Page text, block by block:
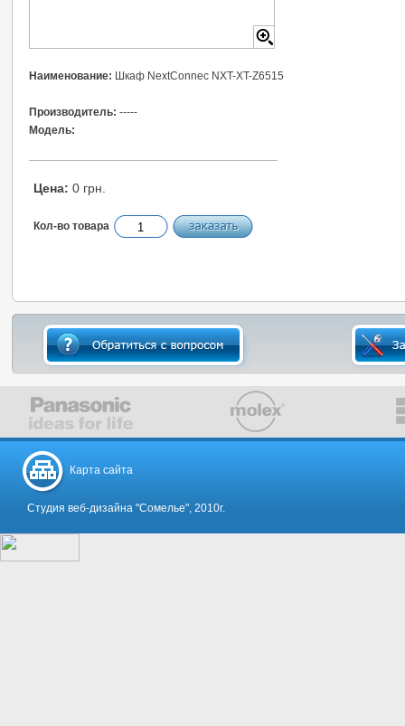
Наименование: Шкаф NextConnec NXT-XT-Z6515
Производитель: -----
Модель:
Цена: 0 грн.
Кол-во товара
Карта сайта
Студия веб-дизайна "Сомелье", 2010г.